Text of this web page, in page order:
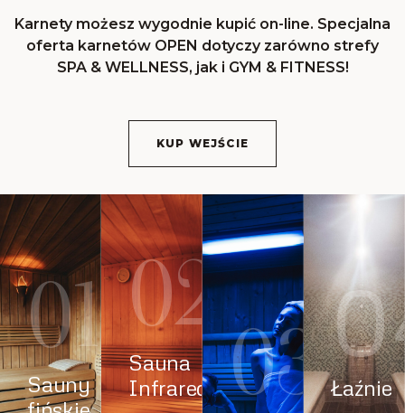
Karnety możesz wygodnie kupić on-line. Specjalna
oferta karnetów OPEN dotyczy zarówno strefy
SPA & WELLNESS, jak i GYM & FITNESS!
KUP WEJŚCIE
01
Sauny
02
Sauna
Infrared
03 Łaźnie